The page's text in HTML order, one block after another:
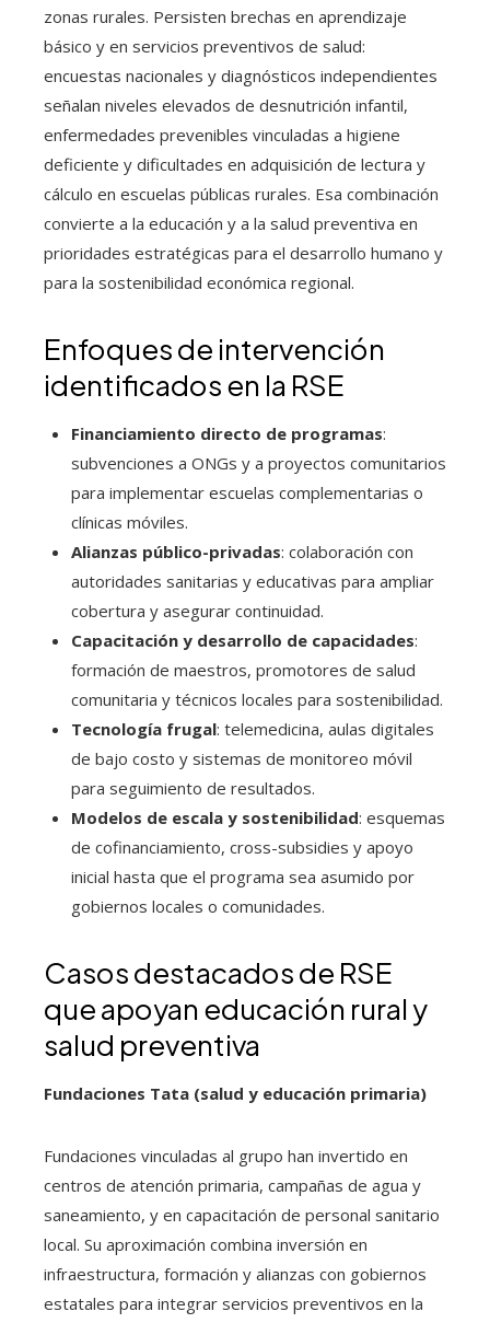
zonas rurales. Persisten brechas en aprendizaje
básico y en servicios preventivos de salud:
encuestas nacionales y diagnósticos independientes
señalan niveles elevados de desnutrición infantil,
enfermedades prevenibles vinculadas a higiene
deficiente y dificultades en adquisición de lectura y
cálculo en escuelas públicas rurales. Esa combinación
convierte a la educación y a la salud preventiva en
prioridades estratégicas para el desarrollo humano y
para la sostenibilidad económica regional.
Enfoques de intervención
identificados en la RSE
Financiamiento directo de programas:
subvenciones a ONGs y a proyectos comunitarios
para implementar escuelas complementarias o
clínicas móviles.
Alianzas público-privadas: colaboración con
autoridades sanitarias y educativas para ampliar
cobertura y asegurar continuidad.
Capacitación y desarrollo de capacidades:
formación de maestros, promotores de salud
comunitaria y técnicos locales para sostenibilidad.
Tecnología frugal: telemedicina, aulas digitales
de bajo costo y sistemas de monitoreo móvil
para seguimiento de resultados.
Modelos de escala y sostenibilidad: esquemas
de cofinanciamiento, cross-subsidies y apoyo
inicial hasta que el programa sea asumido por
gobiernos locales o comunidades.
Casos destacados de RSE
que apoyan educación rural y
salud preventiva
Fundaciones Tata (salud y educación primaria)
Fundaciones vinculadas al grupo han invertido en
centros de atención primaria, campañas de agua y
saneamiento, y en capacitación de personal sanitario
local. Su aproximación combina inversión en
infraestructura, formación y alianzas con gobiernos
estatales para integrar servicios preventivos en la